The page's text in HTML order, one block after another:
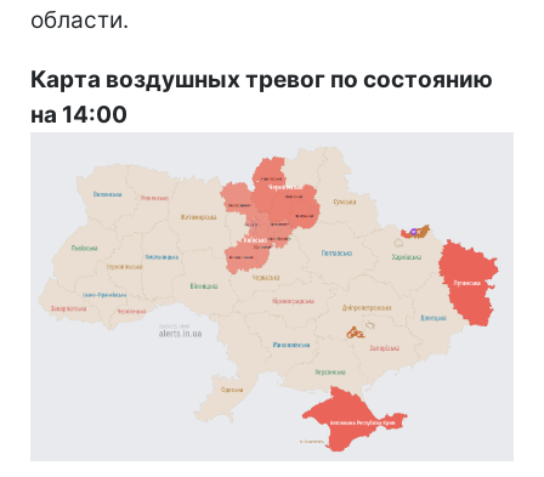
области.
Карта воздушных тревог по состоянию
на 14:00